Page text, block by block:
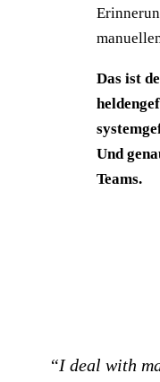
Das ist
Und
Teams.
“I deal with